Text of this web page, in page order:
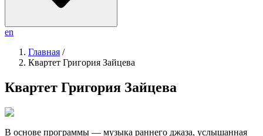
en
Главная /
Квартет Григория Зайцева
Квартет Григория Зайцева
В основе программы — музыка раннего джаза, услышанная